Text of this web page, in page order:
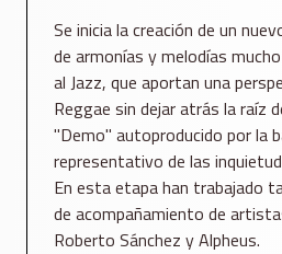
Se inicia la creación de un
de armonías y melodías
al Jazz, que aportan una
Reggae sin dejar atrás la raíz
"Demo" autoproducido por la
representativo de las
En esta etapa han trabajado
de acompañamiento de
Roberto Sánchez y Alpheus.